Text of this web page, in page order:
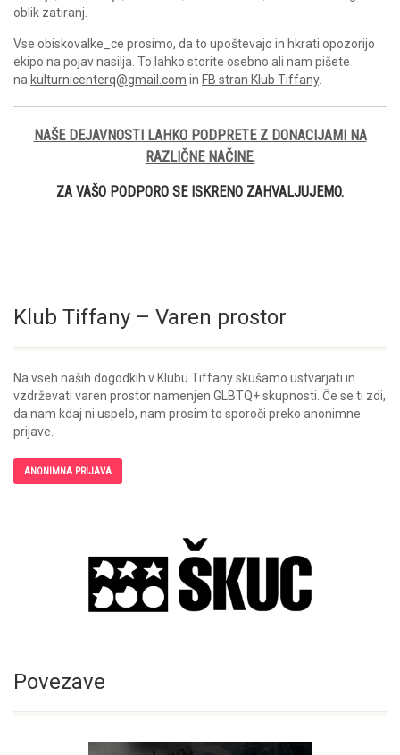
oblik zatiranj.
Vse obiskovalke_ce prosimo, da to upoštevajo in hkrati opozorijo
ekipo na pojav nasilja. To lahko storite osebno ali nam pišete
na kulturnicenterq@gmail.com in FB stran Klub Tiffany.
NAŠE DEJAVNOSTI LAHKO PODPRETE Z DONACIJAMI NA
RAZLIČNE NAČINE.
ZA VAŠO PODPORO SE ISKRENO ZAHVALJUJEMO.
Klub Tiffany – Varen prostor
Na vseh naših dogodkih v Klubu Tiffany skušamo ustvarjati in
vzdrževati varen prostor namenjen GLBTQ+ skupnosti. Če se ti zdi,
da nam kdaj ni uspelo, nam prosim to sporoči preko anonimne
prijave.
ANONIMNA PRIJAVA
Povezave